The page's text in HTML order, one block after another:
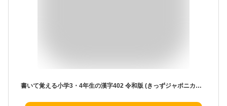
書いて覚える小学3・4年生の漢字402 令和版 (きっずジャポニカ学習ドリル)